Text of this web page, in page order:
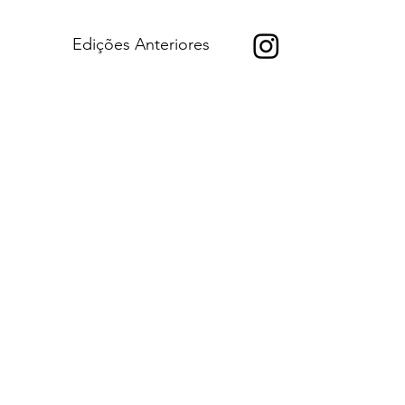
Edições Anteriores